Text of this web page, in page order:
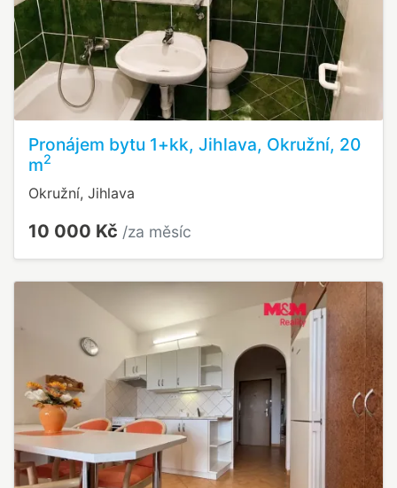
Pronájem bytu 1+kk, Jihlava, Okružní, 20
m2
Okružní, Jihlava
10 000 Kč /za měsíc